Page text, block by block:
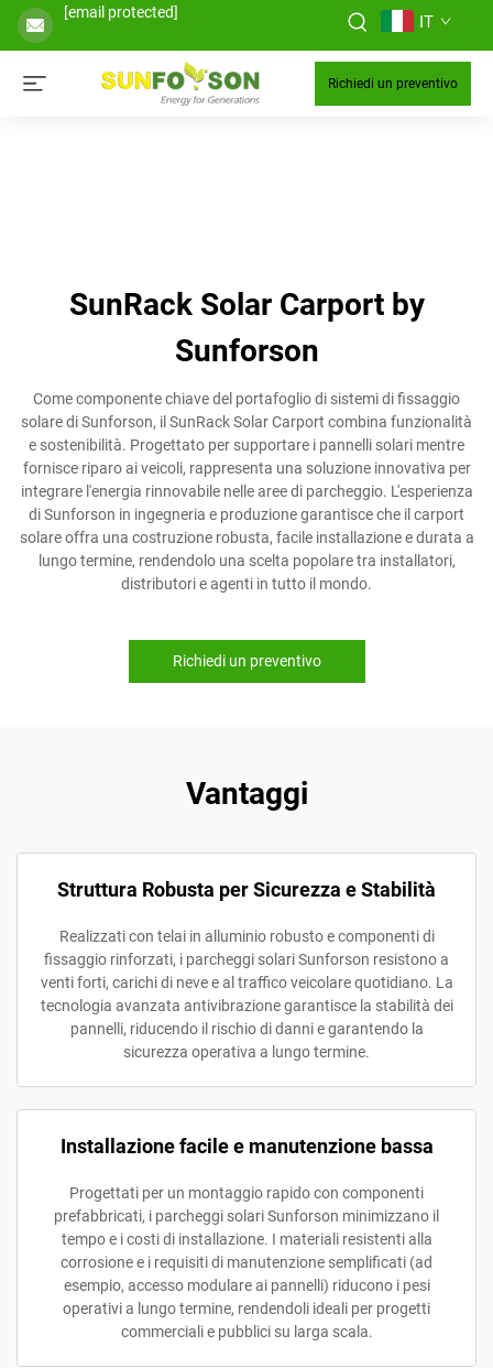
[email protected] IT
Richiedi un preventivo
SunRack Solar Carport by
Sunforson
Come componente chiave del portafoglio di sistemi di fissaggio
solare di Sunforson, il SunRack Solar Carport combina funzionalità
e sostenibilità. Progettato per supportare i pannelli solari mentre
fornisce riparo ai veicoli, rappresenta una soluzione innovativa per
integrare l'energia rinnovabile nelle aree di parcheggio. L'esperienza
di Sunforson in ingegneria e produzione garantisce che il carport
solare offra una costruzione robusta, facile installazione e durata a
lungo termine, rendendolo una scelta popolare tra installatori,
distributori e agenti in tutto il mondo.
Richiedi un preventivo
Vantaggi
Struttura Robusta per Sicurezza e Stabilità
Realizzati con telai in alluminio robusto e componenti di
fissaggio rinforzati, i parcheggi solari Sunforson resistono a
venti forti, carichi di neve e al traffico veicolare quotidiano. La
tecnologia avanzata antivibrazione garantisce la stabilità dei
pannelli, riducendo il rischio di danni e garantendo la
sicurezza operativa a lungo termine.
Installazione facile e manutenzione bassa
Progettati per un montaggio rapido con componenti
prefabbricati, i parcheggi solari Sunforson minimizzano il
tempo e i costi di installazione. I materiali resistenti alla
corrosione e i requisiti di manutenzione semplificati (ad
esempio, accesso modulare ai pannelli) riducono i pesi
operativi a lungo termine, rendendoli ideali per progetti
commerciali e pubblici su larga scala.